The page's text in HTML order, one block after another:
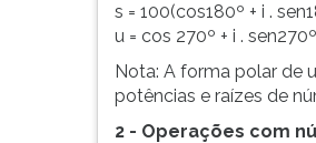
s = 100(cos180º + i .
u = cos 270º + i .
Nota: A forma polar de
potências e raízes de
2 - Operações com